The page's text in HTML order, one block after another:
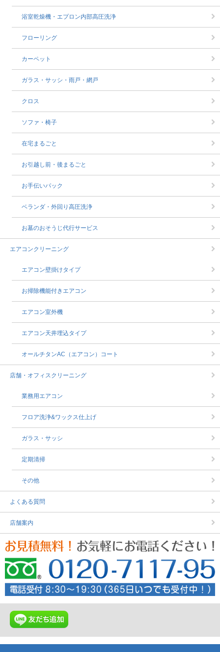
浴室乾燥機・エプロン内部高圧洗浄
フローリング
カーペット
ガラス・サッシ・雨戸・網戸
クロス
ソファ・椅子
在宅まるごと
お引越し前・後まるごと
お手伝いパック
ベランダ・外回り高圧洗浄
お墓のおそうじ代行サービス
エアコンクリーニング
エアコン壁掛けタイプ
お掃除機能付きエアコン
エアコン室外機
エアコン天井埋込タイプ
オールチタンAC（エアコン）コート
店舗・オフィスクリーニング
業務用エアコン
フロア洗浄&ワックス仕上げ
ガラス・サッシ
定期清掃
その他
よくある質問
店舗案内